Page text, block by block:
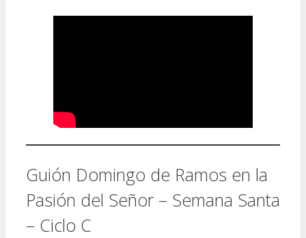
Guión Domingo de Ramos en la
Pasión del Señor – Semana Santa
– Ciclo C